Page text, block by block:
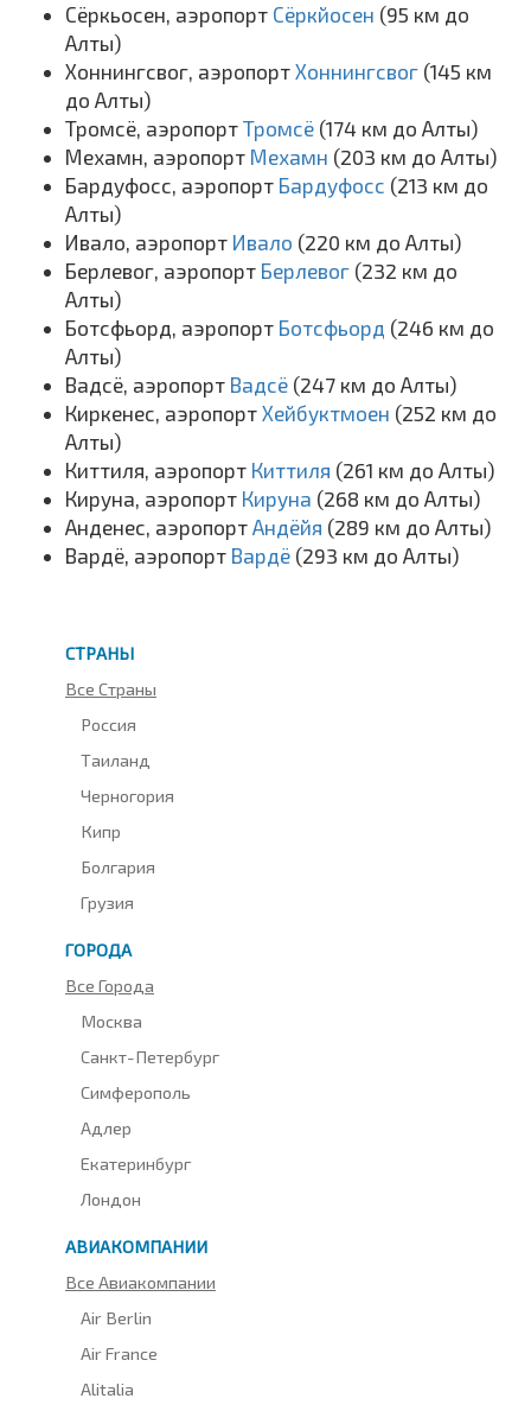
Сёркьосен, аэропорт Сёркйосен (95 км до
Алты)
Хоннингсвог, аэропорт Хоннингсвог (145 км
до Алты)
Тромсё, аэропорт Тромсё (174 км до Алты)
Мехамн, аэропорт Мехамн (203 км до Алты)
Бардуфосс, аэропорт Бардуфосс (213 км до
Алты)
Ивало, аэропорт Ивало (220 км до Алты)
Берлевог, аэропорт Берлевог (232 км до
Алты)
Ботсфьорд, аэропорт Ботсфьорд (246 км до
Алты)
Вадсё, аэропорт Вадсё (247 км до Алты)
Киркенес, аэропорт Хейбуктмоен (252 км до
Алты)
Киттиля, аэропорт Киттиля (261 км до Алты)
Кируна, аэропорт Кируна (268 км до Алты)
Анденес, аэропорт Андёйя (289 км до Алты)
Вардё, аэропорт Вардё (293 км до Алты)
СТРАНЫ
Все Страны
Россия
Таиланд
Черногория
Кипр
Болгария
Грузия
ГОРОДА
Все Города
Москва
Санкт-Петербург
Симферополь
Адлер
Екатеринбург
Лондон
АВИАКОМПАНИИ
Все Авиакомпании
Air Berlin
Air France
Alitalia